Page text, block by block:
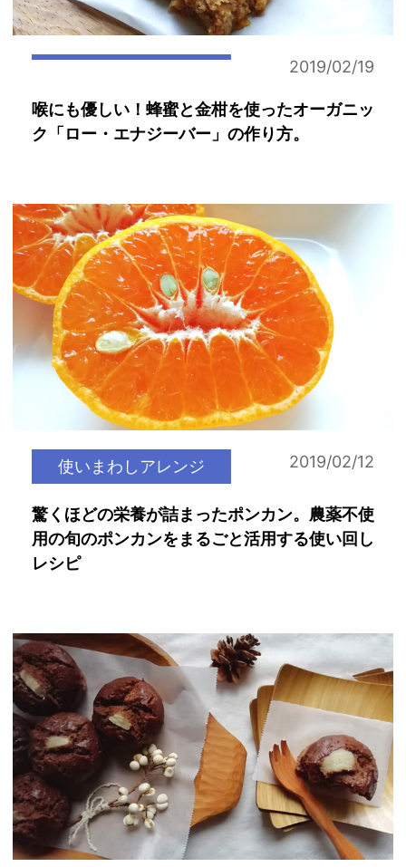
2019/02/19
喉にも優しい！蜂蜜と金柑を使ったオーガニッ
ク「ロー・エナジーバー」の作り方。
使いまわしアレンジ 2019/02/12
驚くほどの栄養が詰まったポンカン。農薬不使
用の旬のポンカンをまるごと活用する使い回し
レシピ